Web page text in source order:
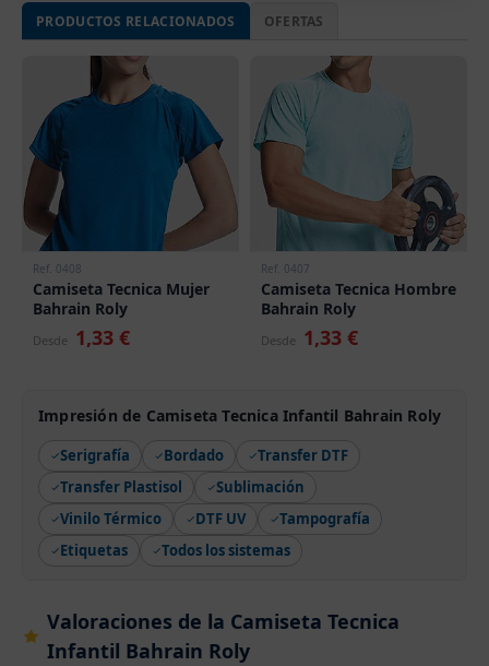
PRODUCTOS RELACIONADOS OFERTAS
Ref. 0408
Camiseta Tecnica Mujer
Bahrain Roly
Desde 1,33 €
Ref. 0407
Camiseta Tecnica Hombre
Bahrain Roly
Desde 1,33 €
Impresión de Camiseta Tecnica Infantil Bahrain Roly
Serigrafía Bordado
Transfer DTF
Transfer Plastisol
Sublimación
Vinilo Térmico
DTF UV
Tampografía
Etiquetas
Todos los sistemas
Valoraciones de la Camiseta Tecnica
Infantil Bahrain Roly